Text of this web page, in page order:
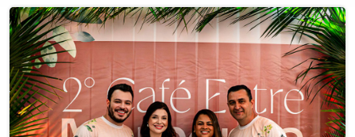
telecomunicações e fundador da empresa Seu
Consultor, que compartilhará estratégias para
aumentar resultados, fortalecer relacionamentos
comerciais e ampliar as oportunidades de
negócios.Para a Secretária Municipal de Turismo e
Desenvolvimento Econômico, Edna Carvalho, a Rede de
Negócios 7B representa mais uma iniciativa da gestão
do Prefeito Ítalo Costa para fortalecer o
empreendedorismo e incentivar o crescimento das